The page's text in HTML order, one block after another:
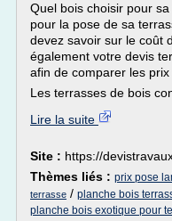
Quel bois choisir pour
pour la pose de sa
devez savoir sur le coût
également votre devis
afin de comparer les prix
Les terrasses de bois
Lire la suite
Site : https://
Thèmes liés : prix pose
terrasse / planche bois
planche bois exotique pour